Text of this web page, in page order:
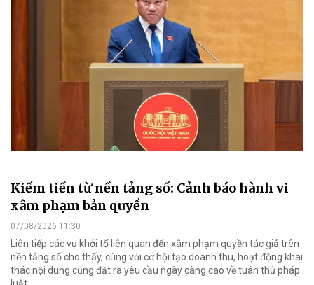
Kiếm tiền từ nền tảng số: Cảnh báo hành vi
xâm phạm bản quyền
07/08/2026 11:30
Liên tiếp các vụ khởi tố liên quan đến xâm phạm quyền tác giả trên
nền tảng số cho thấy, cùng với cơ hội tạo doanh thu, hoạt động khai
thác nội dung cũng đặt ra yêu cầu ngày càng cao về tuân thủ pháp